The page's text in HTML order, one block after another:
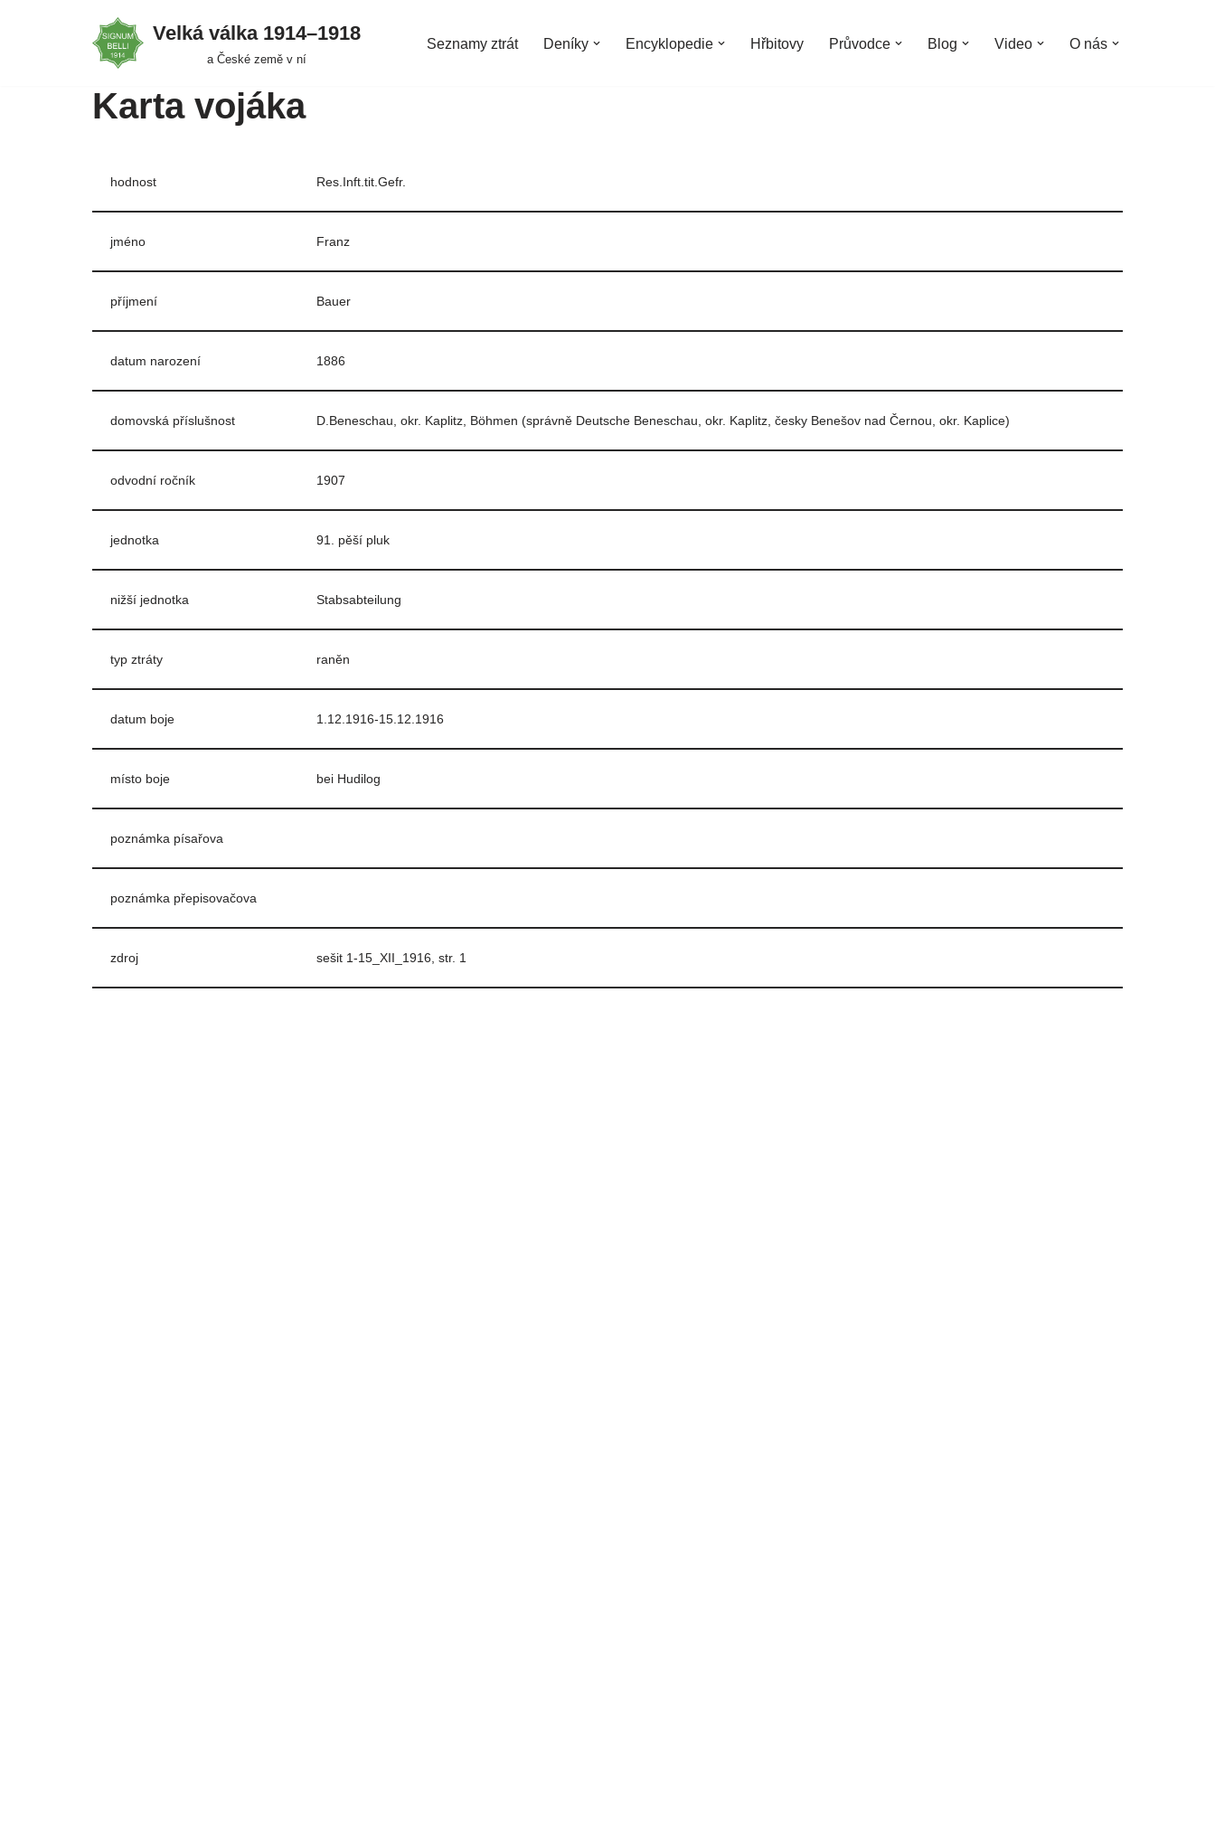
Velká válka 1914–⁠⁠⁠⁠⁠⁠1918
a České země v ní
Seznamy ztrát Deníky Encyklopedie Hřbitovy Průvodce Blog Video O nás
Karta vojáka
hodnost Res.Inft.tit.Gefr.
jméno Franz
příjmení Bauer
datum narození 1886
domovská příslušnost D.Beneschau, okr. Kaplitz, Böhmen (správně Deutsche Beneschau, okr. Kaplitz, česky Benešov nad Černou, okr. Kaplice)
odvodní ročník 1907
jednotka 91. pěší pluk
nižší jednotka Stabsabteilung
typ ztráty raněn
datum boje 1.12.1916-15.12.1916
místo boje bei Hudilog
poznámka písařova
poznámka přepisovačova
zdroj sešit 1-15_XII_1916, str. 1